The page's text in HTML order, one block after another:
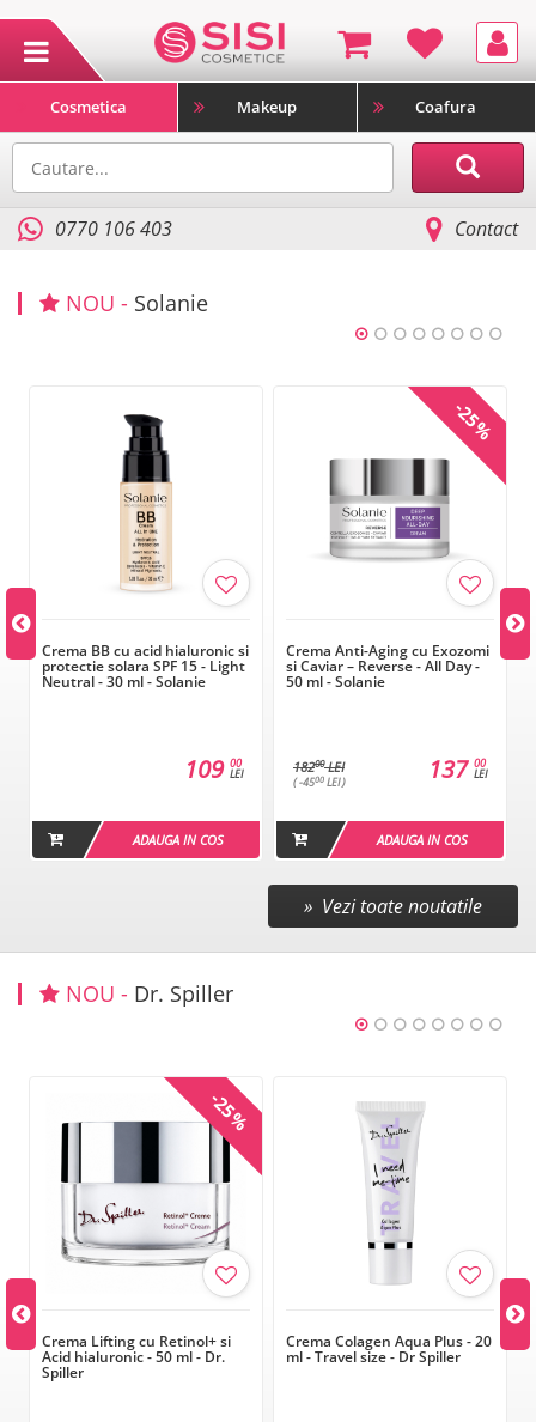
Cosmetica Makeup Coafura
0770 106 403 Contact
NOU - Solanie
Crema BB cu acid hialuronic si
protectie solara SPF 15 - Light
Neutral - 30 ml - Solanie
00
LEI
109
ADAUGA IN COS
-25%
Crema Anti-Aging cu Exozomi
si Caviar – Reverse - All Day -
50 ml - Solanie
18200LEI
( -4500 LEI )
00
LEI
137
ADAUGA IN COS
» Vezi toate noutatile
NOU - Dr. Spiller
-25%
Crema Lifting cu Retinol+ si
Acid hialuronic - 50 ml - Dr.
Spiller
Crema Colagen Aqua Plus - 20
ml - Travel size - Dr Spiller